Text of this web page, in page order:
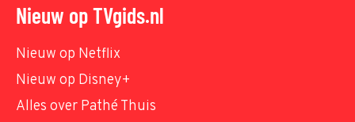
Nieuw op TVgids.nl
Nieuw op Netflix
Nieuw op Disney+
Alles over Pathé Thuis